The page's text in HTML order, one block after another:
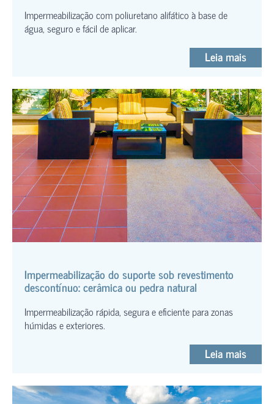
Impermeabilização com poliuretano alifático à base de
água, seguro e fácil de aplicar.
Leia mais
Impermeabilização do suporte sob revestimento
descontínuo: cerâmica ou pedra natural
Impermeabilização rápida, segura e eficiente para zonas
húmidas e exteriores.
Leia mais